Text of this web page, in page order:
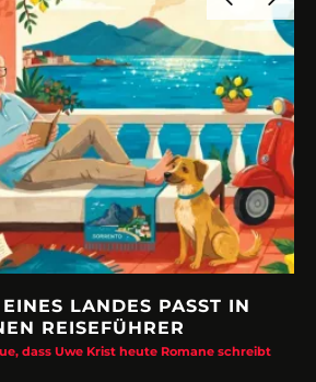
LANDES PASST IN
REISEFÜHRER
dass Uwe Krist heute Romane schreibt